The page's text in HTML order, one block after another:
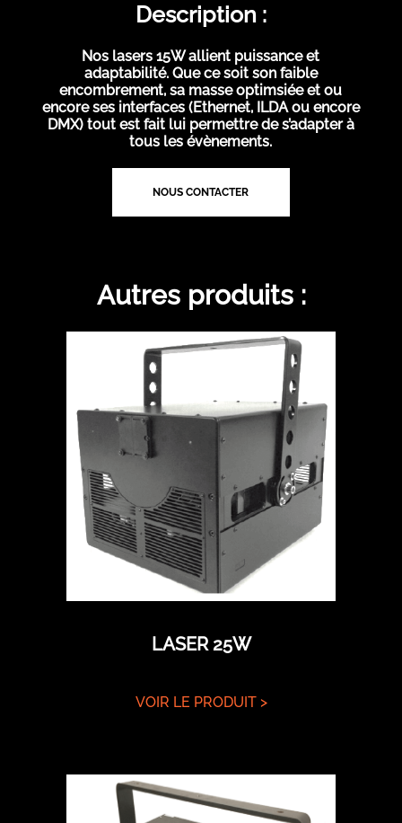
Description :
Nos lasers 15W allient puissance et
adaptabilité. Que ce soit son faible
encombrement, sa masse optimsiée et ou
encore ses interfaces (Ethernet, ILDA ou encore
DMX) tout est fait lui permettre de s’adapter à
tous les évènements.
NOUS CONTACTER
Autres produits :
LASER 25W
VOIR LE PRODUIT >